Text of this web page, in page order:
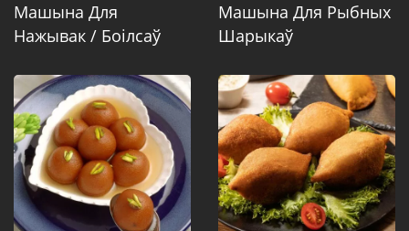
Машына Для
Нажывак / Боілсаў
Машына Для Рыбных
Шарыкаў